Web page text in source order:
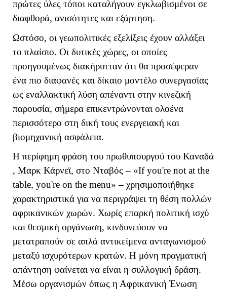
πρώτες ύλες τόποι καταλήγουν εγκλωβισμένοι σε
διαφθορά, ανισότητες και εξάρτηση.
Ωστόσο, οι γεωπολιτικές εξελίξεις έχουν αλλάξει
το πλαίσιο. Οι δυτικές χώρες, οι οποίες
προηγουμένως διακήρυτταν ότι θα προσέφεραν
ένα πιο διαφανές και δίκαιο μοντέλο συνεργασίας
ως εναλλακτική λύση απέναντι στην κινεζική
παρουσία, σήμερα επικεντρώνονται ολοένα
περισσότερο στη δική τους ενεργειακή και
βιομηχανική ασφάλεια.
Η περίφημη φράση του πρωθυπουργού του Καναδά
, Μαρκ Κάρνεϊ, στο Νταβός – «If you're not at the
table, you're on the menu» – χρησιμοποιήθηκε
χαρακτηριστικά για να περιγράψει τη θέση πολλών
αφρικανικών χωρών. Χωρίς επαρκή πολιτική ισχύ
και θεσμική οργάνωση, κινδυνεύουν να
μετατραπούν σε απλά αντικείμενα ανταγωνισμού
μεταξύ ισχυρότερων κρατών. Η μόνη πραγματική
απάντηση φαίνεται να είναι η συλλογική δράση.
Μέσω οργανισμών όπως η Αφρικανική Ένωση